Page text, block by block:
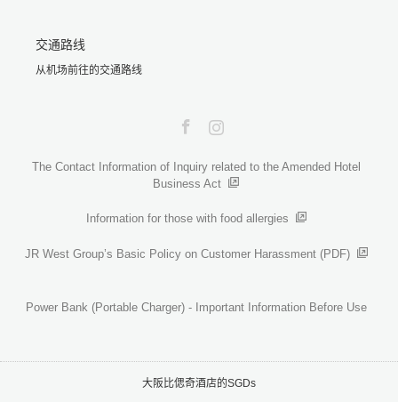
交通路线
从机场前往的交通路线
大阪比偲奇酒店的SGDs
The Contact Information of Inquiry related to the Amended Hotel
Business Act
Information for those with food allergies
JR West Group’s Basic Policy on Customer Harassment (PDF)
Power Bank (Portable Charger) - Important Information Before Use